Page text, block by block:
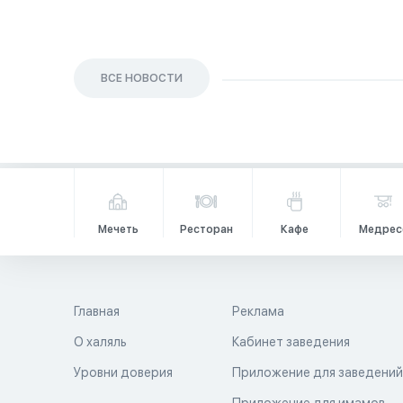
ВСЕ НОВОСТИ
Мечеть Ресторан Кафе
Главная
О халяль
Уровни доверия
Реклама
Кабинет заведения
Приложение для заведений